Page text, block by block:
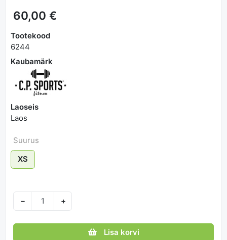
60,00 €
Tootekood
6244
Kaubamärk
Laoseis
Laos
Suurus
XS
− +
Lisa korvi